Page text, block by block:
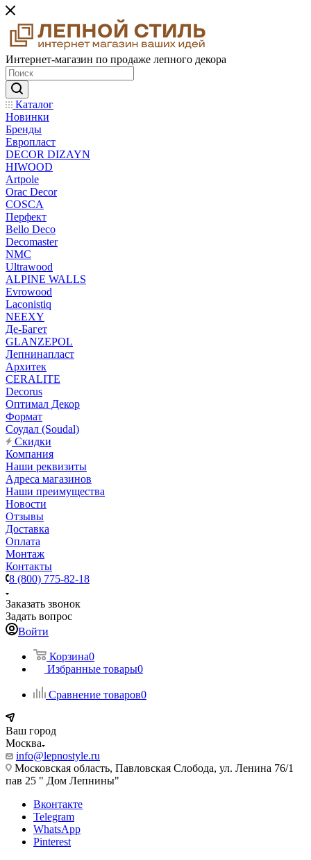
Интернет-магазин по продаже лепного декора
Каталог
Новинки
Бренды
Европласт
DECOR DIZAYN
HIWOOD
Artpole
Orac Decor
COSCA
Перфект
Bello Deco
Decomaster
NMС
Ultrawood
ALPINE WALLS
Evrowood
Laconistiq
NEEXY
Де-Багет
GLANZEPOL
Лепнинапласт
Архитек
CERALITE
Decorus
Оптимал Декор
Формат
Соудал (Soudal)
Скидки
Компания
Наши реквизиты
Адреса магазинов
Наши преимущества
Новости
Отзывы
Доставка
Оплата
Монтаж
Контакты
8 (800) 775-82-18
Заказать звонок
Задать вопрос
Войти
Корзина0
Избранные товары0
Сравнение товаров0
Ваш город
Москва
info@lepnostyle.ru
Московская область, Павловская Слобода, ул. Ленина 76/1
пав 25 " Дом Лепнины"
Вконтакте
Telegram
WhatsApp
Pinterest